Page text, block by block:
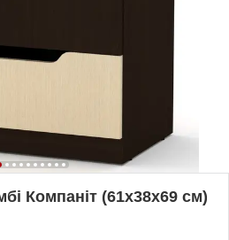
Компаніт (61х38х69 см)